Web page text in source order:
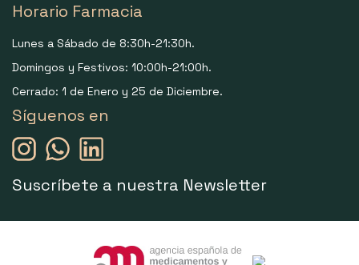
Horario Farmacia
Lunes a Sábado de 8:30h-21:30h.
Domingos y Festivos: 10:00h-21:00h.
Cerrado: 1 de Enero y 25 de Diciembre.
Síguenos en
Suscríbete a nuestra Newsletter